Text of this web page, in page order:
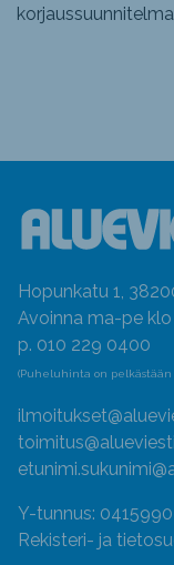
Hopunkatu 1,
Avoinna ma-pe
p. 010 229 0400
(Puheluhinta on pelkästään
Y-tunnus:
Rekisteri- ja